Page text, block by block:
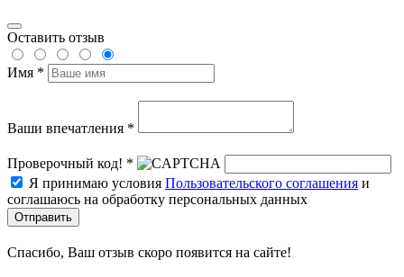
Оставить отзыв
Имя *
Ваши впечатления *
Проверочный код! *
Я принимаю условия Пользовательского соглашения и
соглашаюсь на обработку персональных данных
Отправить
Спасибо, Ваш отзыв скоро появится на сайте!